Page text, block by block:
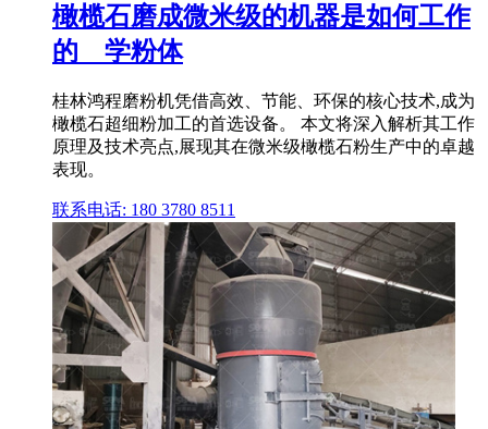
橄榄石磨成微米级的机器是如何工作
的 _ 学粉体
桂林鸿程磨粉机凭借高效、节能、环保的核心技术,成为
橄榄石超细粉加工的首选设备。 本文将深入解析其工作
原理及技术亮点,展现其在微米级橄榄石粉生产中的卓越
表现。
联系电话: 180 3780 8511